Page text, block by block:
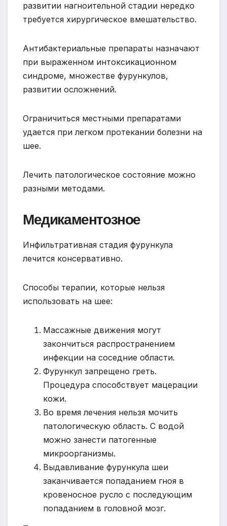
развитии нагноительной стадии нередко
требуется хирургическое вмешательство.
Антибактериальные препараты назначают
при выраженном интоксикационном
синдроме, множестве фурункулов,
развитии осложнений.
Ограничиться местными препаратами
удается при легком протекании болезни на
шее.
Лечить патологическое состояние можно
разными методами.
Медикаментозное
Инфильтративная стадия фурункула
лечится консервативно.
Способы терапии, которые нельзя
использовать на шее:
Массажные движения могут
закончиться распространением
инфекции на соседние области.
Фурункул запрещено греть.
Процедура способствует мацерации
кожи.
Во время лечения нельзя мочить
патологическую область. С водой
можно занести патогенные
микроорганизмы.
Выдавливание фурункула шеи
заканчивается попаданием гноя в
кровеносное русло с последующим
попаданием в головной мозг.